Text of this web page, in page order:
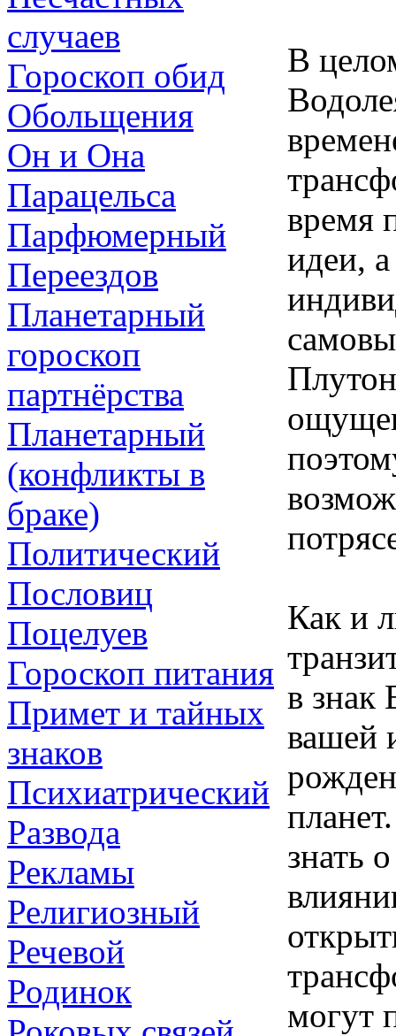
случаев
Гороскоп обид
Обольщения
Он и Она
Парацельса
Парфюмерный
Переездов
Планетарный
гороскоп
партнёрства
Планетарный
(конфликты в
браке)
Политический
Пословиц
Поцелуев
Гороскоп питания
Примет и тайных
знаков
Психиатрический
Развода
Рекламы
Религиозный
Речевой
Родинок
В
время
идеи,
Как и
в знак
вашей
знать
могут